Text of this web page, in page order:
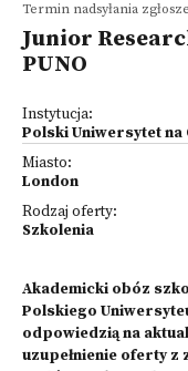
Termin nadsyłania
Junior
PUNO
Instytucja:
Polski Uniwersytet na
Miasto:
London
Rodzaj oferty:
Szkolenia
Akademicki obóz
Polskiego
odpowiedzią na
uzupełnienie oferty z